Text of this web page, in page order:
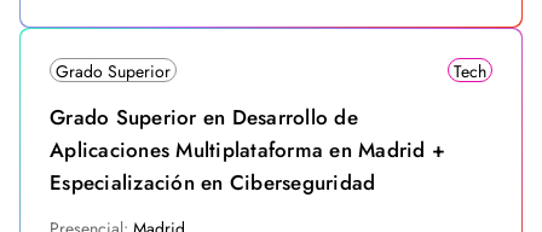
Grado Superior Tech
Grado Superior en Desarrollo de
Aplicaciones Multiplataforma en Madrid +
Especialización en Ciberseguridad